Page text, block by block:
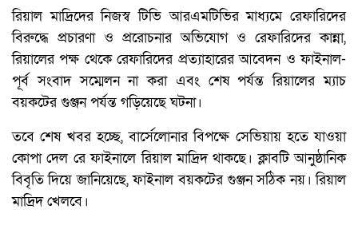
রিয়াল মাদ্রিদের নিজস্ব টিভি আরএমটিভির মাধ্যমে রেফারিদের
বিরুদ্ধে প্রচারণা ও প্ররোচনার অভিযোগ ও রেফারিদের কান্না,
রিয়ালের পক্ষ থেকে রেফারিদের প্রত্যাহারের আবেদন ও ফাইনাল-
পূর্ব সংবাদ সম্মেলন না করা এবং শেষ পর্যন্ত রিয়ালের ম্যাচ
বয়কটের গুঞ্জন পর্যন্ত গড়িয়েছে ঘটনা।
তবে শেষ খবর হচ্ছে, বার্সেলোনার বিপক্ষে সেভিয়ায় হতে যাওয়া
কোপা দেল রে ফাইনালে রিয়াল মাদ্রিদ থাকছে। ক্লাবটি আনুষ্ঠানিক
বিবৃতি দিয়ে জানিয়েছে, ফাইনাল বয়কটের গুঞ্জন সঠিক নয়। রিয়াল
মাদ্রিদ খেলবে।